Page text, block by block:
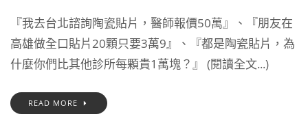
『我去台北諮詢陶瓷貼片，醫師報價50萬』、『朋友在
高雄做全口貼片20顆只要3萬9』、『都是陶瓷貼片，為
什麼你們比其他診所每顆貴1萬塊？』 (閱讀全文...)
READ MORE